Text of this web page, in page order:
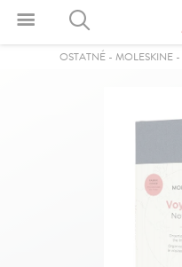
OSTATNÉ- MOLESKINE-